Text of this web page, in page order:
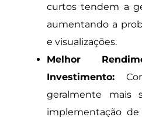
curtos tendem a
aumentando a
e visualizações.
Melhor
Investimento:
geralmente mais
implementação